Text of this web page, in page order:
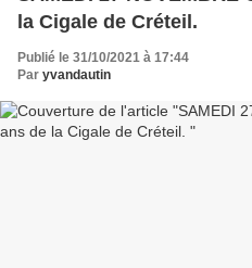
la Cigale de Créteil.
Publié le 31/10/2021 à 17:44
Par yvandautin